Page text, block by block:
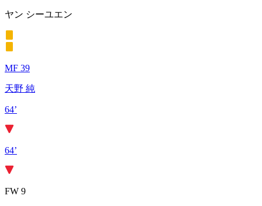
ヤン シーユエン
MF 39
天野 純
64’
64’
FW 9